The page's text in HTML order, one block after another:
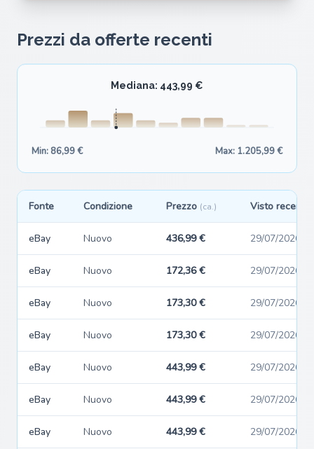
Prezzi da offerte recenti
Mediana: 443,99 €
Min: 86,99 € Max: 1.205,99 €
Fonte Condizione Prezzo (ca.) Visto
eBay Nuovo 436,99 € 29/07/2026
eBay Nuovo 172,36 € 29/07/2026
eBay Nuovo 173,30 € 29/07/2026
eBay Nuovo 173,30 € 29/07/2026
eBay Nuovo 443,99 € 29/07/2026
eBay Nuovo 443,99 € 29/07/2026
eBay Nuovo 443,99 € 29/07/2026